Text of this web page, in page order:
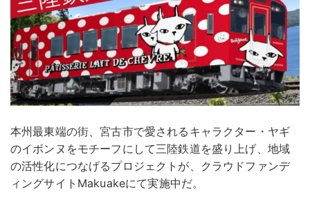
本州最東端の街、宮古市で愛されるキャラクター・ヤギ
のイボンヌをモチーフにして三陸鉄道を盛り上げ、地域
の活性化につなげるプロジェクトが、クラウドファンデ
ィングサイトMakuakeにて実施中だ。